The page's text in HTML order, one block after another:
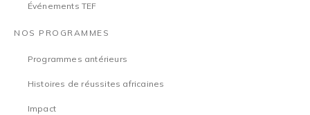
Événements TEF
NOS PROGRAMMES
Programmes antérieurs
Histoires de réussites africaines
Impact